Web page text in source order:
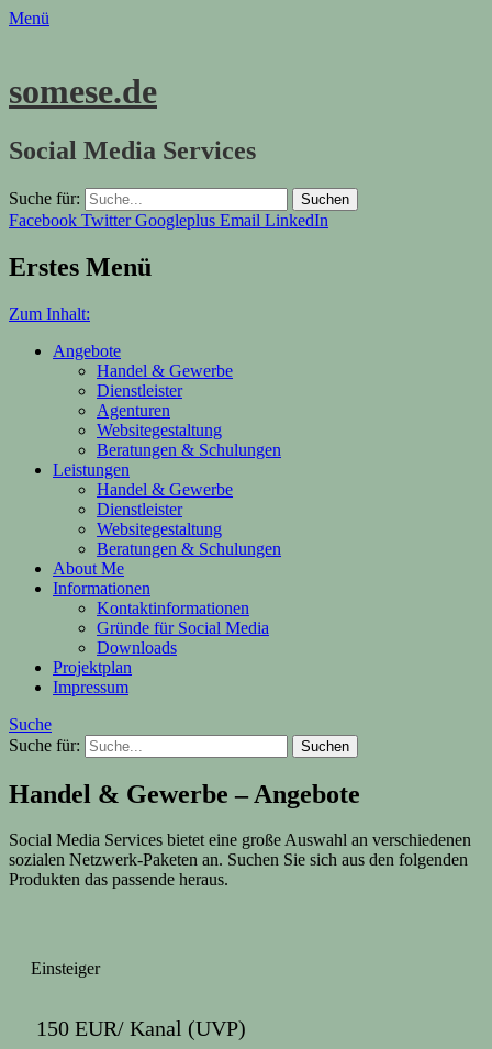
Menü
somese.de
Social Media Services
Suche für:
Facebook Twitter Googleplus Email LinkedIn
Erstes Menü
Zum Inhalt:
Angebote
Handel & Gewerbe
Dienstleister
Agenturen
Websitegestaltung
Beratungen & Schulungen
Leistungen
Handel & Gewerbe
Dienstleister
Websitegestaltung
Beratungen & Schulungen
About Me
Informationen
Kontaktinformationen
Gründe für Social Media
Downloads
Projektplan
Impressum
Suche
Suche für:
Handel & Gewerbe – Angebote
Social Media Services bietet eine große Auswahl an verschiedenen
sozialen Netzwerk-Paketen an. Suchen Sie sich aus den folgenden
Produkten das passende heraus.
Einsteiger
150 EUR/ Kanal (UVP)